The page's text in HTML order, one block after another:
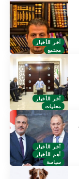
آخر الأخبار
مجتمع
آخر الأخبار
محليات
آخر الأخبار
أهم الأخبار
سياسة